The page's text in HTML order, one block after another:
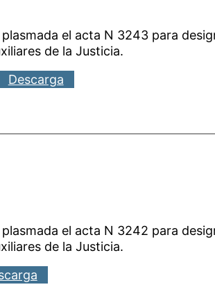
el acta N 3243 para
de la Justicia.
Descarga
el acta N 3242 para
de la Justicia.